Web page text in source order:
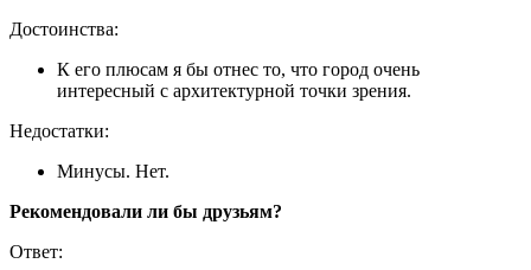
Достоинства:
К его плюсам я бы отнес то, что город очень
интересный с архитектурной точки зрения.
Недостатки:
Минусы. Нет.
Рекомендовали ли бы друзьям?
Ответ: